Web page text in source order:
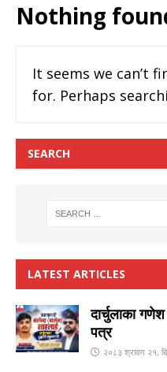
Nothing
It seems we can’t
for. Perhaps
SEARCH
LATEST ARTICLES
दार्चुलाका
पत्र
२०८३ श्रावण २१,